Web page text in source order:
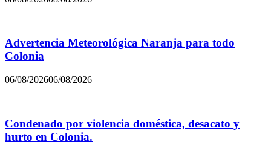
Advertencia Meteorológica Naranja para todo
Colonia
06/08/202606/08/2026
Condenado por violencia doméstica, desacato y
hurto en Colonia.